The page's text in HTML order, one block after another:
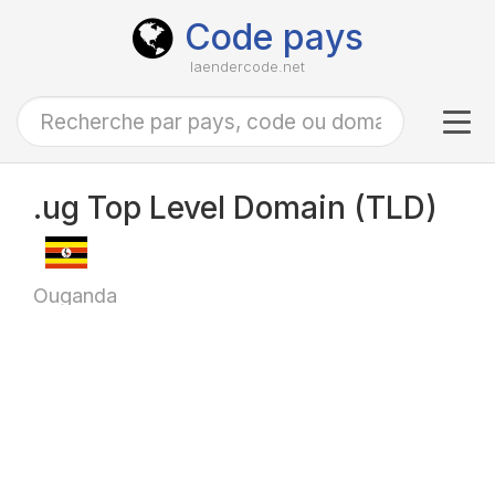
Code pays
laendercode.net
.ug Top Level Domain (TLD)
Ouganda